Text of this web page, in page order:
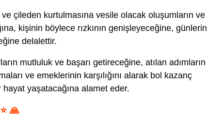
çileden kurtulmasına vesile olacak oluşumların ve
kişinin böylece rızkının genişleyeceğine, günlerin
delalettir.
mutluluk ve başarı getireceğine, atılan adımların
ve emeklerinin karşılığını alarak bol kazanç
yaşatacağına alamet eder.
🙏